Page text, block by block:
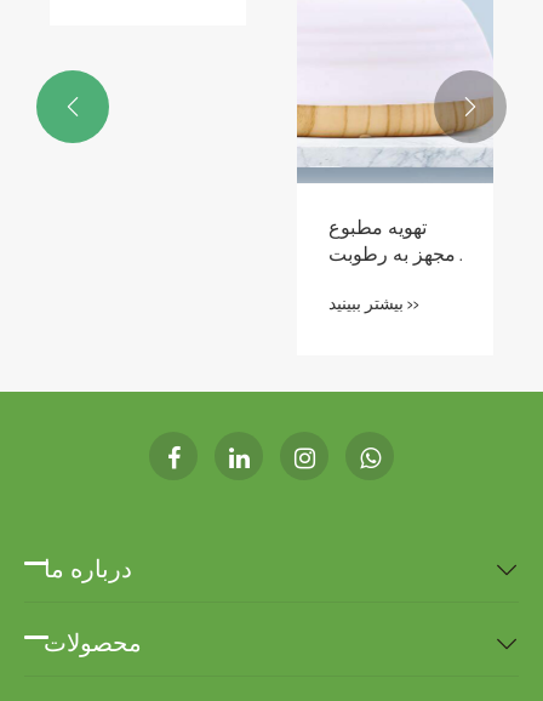
مجموعه ظروف
آشپزی کمپینگ
تابستان دربیشتر ببینید >>
 
درباره ما 
محصولات 